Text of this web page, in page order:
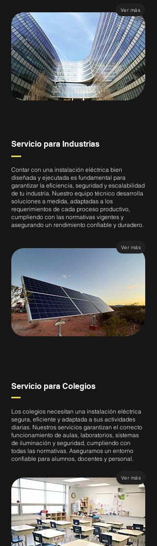
Ver más
Servicio para Industrias
Contar con una instalación eléctrica bien
diseñada y ejecutada es fundamental para
garantizar la eficiencia, seguridad y escalabilidad
de tu industria. Nuestro equipo técnico desarrolla
soluciones a medida, adaptadas a los
requerimientos de cada proceso productivo,
cumpliendo con las normativas vigentes y
asegurando un rendimiento confiable y duradero.
Ver más
Servicio para Colegios
Los colegios necesitan una instalación eléctrica
segura, eficiente y adaptada a sus actividades
diarias. Nuestros servicios garantizan el correcto
funcionamiento de aulas, laboratorios, sistemas
de iluminación y seguridad, cumpliendo con
todas las normativas. Aseguramos un entorno
confiable para alumnos, docentes y personal.
Ver más